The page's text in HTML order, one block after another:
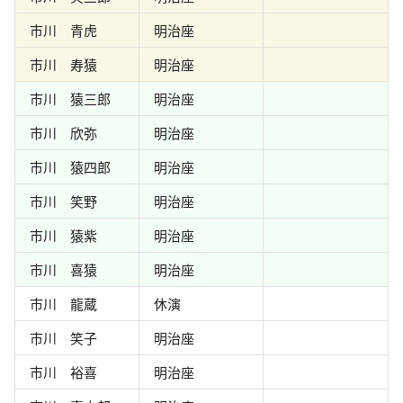
市川 青虎
明治座
市川 寿猿
明治座
市川 猿三郎
明治座
市川 欣弥
明治座
市川 猿四郎
明治座
市川 笑野
明治座
市川 猿紫
明治座
市川 喜猿
明治座
市川 龍蔵
休演
市川 笑子
明治座
市川 裕喜
明治座